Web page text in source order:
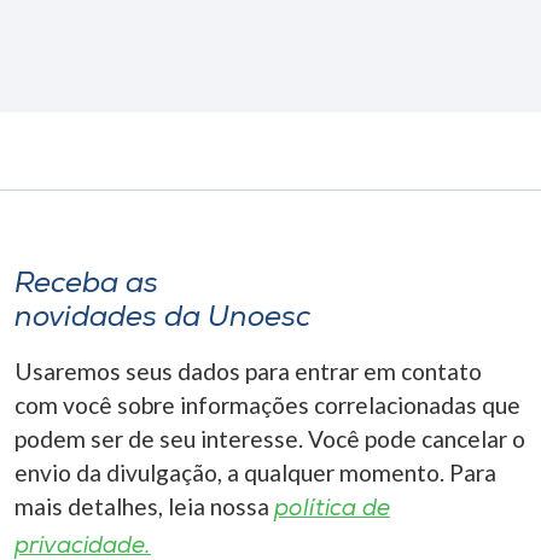
Receba as
novidades da Unoesc
Usaremos seus dados para entrar em contato
com você sobre informações correlacionadas que
podem ser de seu interesse. Você pode cancelar o
envio da divulgação, a qualquer momento. Para
mais detalhes, leia nossa política de
privacidade.